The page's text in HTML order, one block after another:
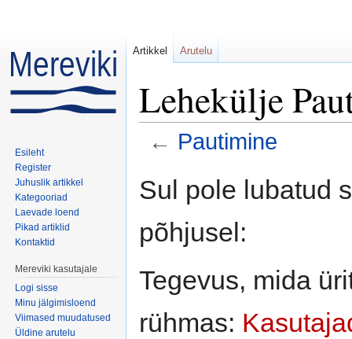
Lehekülje
← Pautimine
Sul pole lubatud
põhjusel:
Tegevus, mida
rühmas:
Artikkel Arutelu
Esileht
Register
Juhuslik artikkel
Kategooriad
Laevade loend
Pikad artiklid
Kontaktid
Mereviki kasutajale
Logi sisse
Minu jälgimisloend
Viimased muudatused
Üldine arutelu